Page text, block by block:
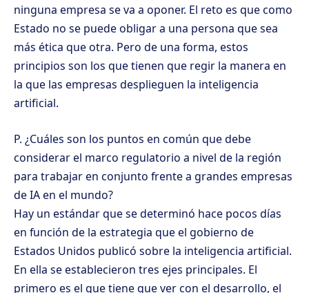
ninguna empresa se va a oponer. El reto es que como
Estado no se puede obligar a una persona que sea
más ética que otra. Pero de una forma, estos
principios son los que tienen que regir la manera en
la que las empresas desplieguen la inteligencia
artificial.
P. ¿Cuáles son los puntos en común que debe
considerar el marco regulatorio a nivel de la región
para trabajar en conjunto frente a grandes empresas
de IA en el mundo?
Hay un estándar que se determinó hace pocos días
en función de la estrategia que el gobierno de
Estados Unidos publicó sobre la inteligencia artificial.
En ella se establecieron tres ejes principales. El
primero es el que tiene que ver con el desarrollo, el